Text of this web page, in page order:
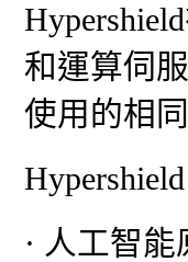
和運算伺
使用的相
· 人工智